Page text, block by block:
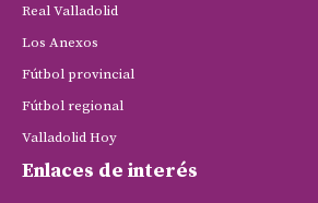
Real Valladolid
Los Anexos
Fútbol provincial
Fútbol regional
Valladolid Hoy
Enlaces de interés